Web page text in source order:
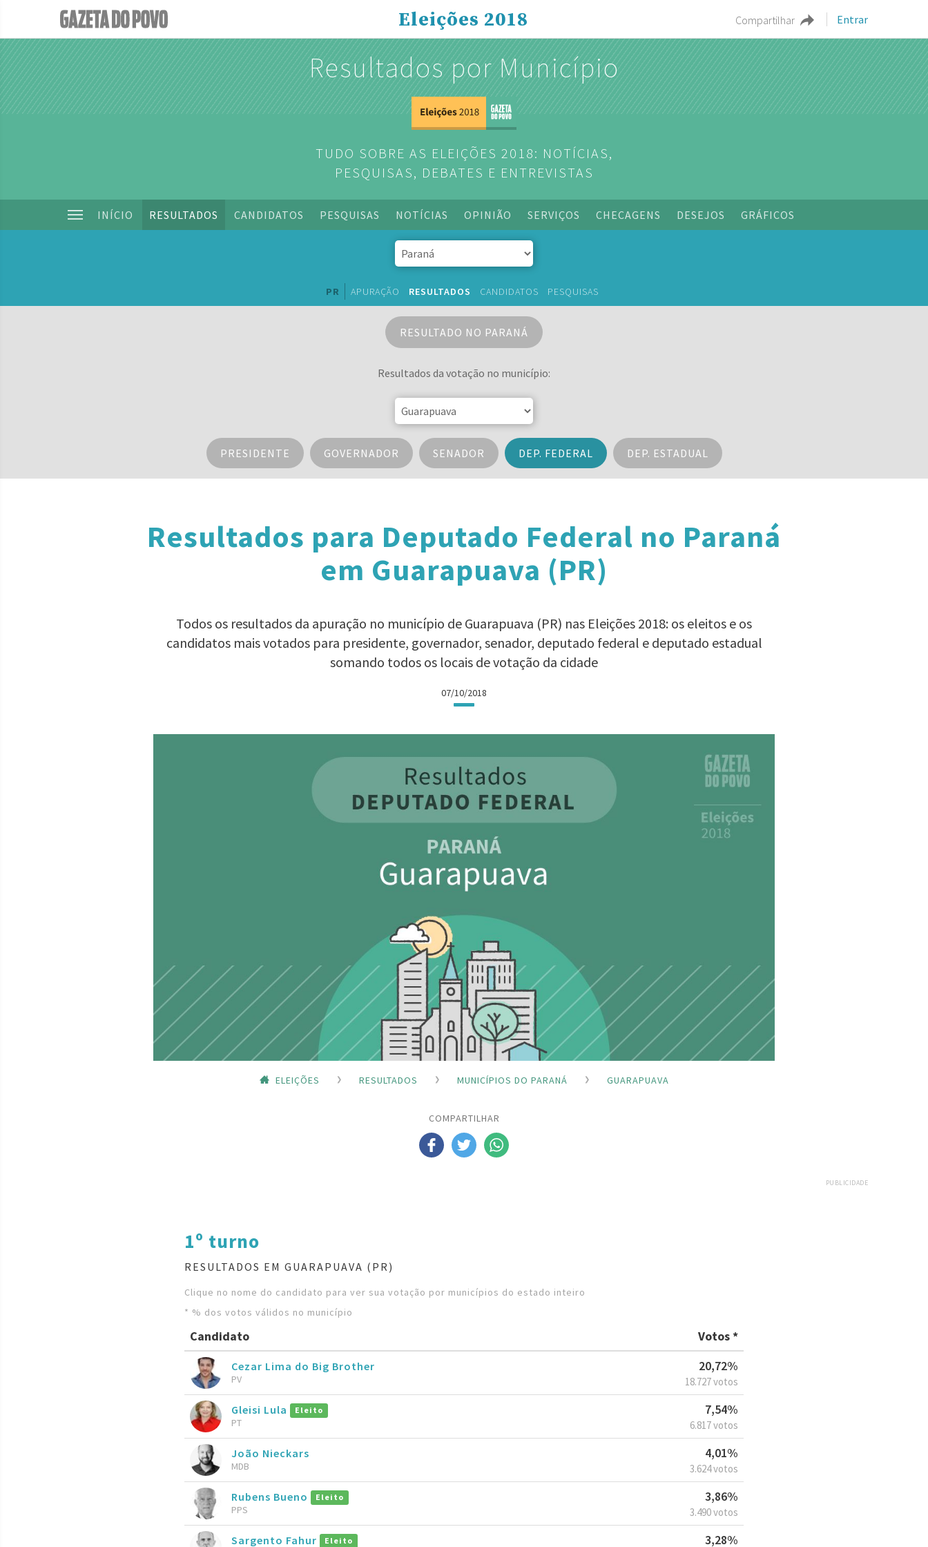
Compartilhar Entrar
Eleições 2018
Resultados por Município
TUDO SOBRE AS ELEIÇÕES 2018: NOTÍCIAS,
PESQUISAS, DEBATES E ENTREVISTAS
INÍCIO RESULTADOS CANDIDATOS PESQUISAS NOTÍCIAS OPINIÃO SERVIÇOS CHECAGENS DESEJOS GRÁFICOS
PR APURAÇÃO RESULTADOS CANDIDATOS PESQUISAS
RESULTADO NO PARANÁ
Resultados da votação no município:
PRESIDENTE GOVERNADOR SENADOR DEP. FEDERAL DEP. ESTADUAL
Resultados para Deputado Federal no Paraná
em Guarapuava (PR)
Todos os resultados da apuração no município de Guarapuava (PR) nas Eleições 2018: os eleitos e os
candidatos mais votados para presidente, governador, senador, deputado federal e deputado estadual
somando todos os locais de votação da cidade
07/10/2018
ELEIÇÕES RESULTADOS MUNICÍPIOS DO PARANÁ GUARAPUAVA
COMPARTILHAR
PUBLICIDADE
1º turno
RESULTADOS EM GUARAPUAVA (PR)
Clique no nome do candidato para ver sua votação por municípios do estado inteiro
* % dos votos válidos no município
Candidato Votos *
Cezar Lima do Big Brother
PV
20,72%
18.727 votos
Gleisi Lula Eleito
PT
7,54%
6.817 votos
João Nieckars
MDB
4,01%
3.624 votos
Rubens Bueno Eleito
PPS
3,86%
3.490 votos
Sargento Fahur Eleito 3,28%